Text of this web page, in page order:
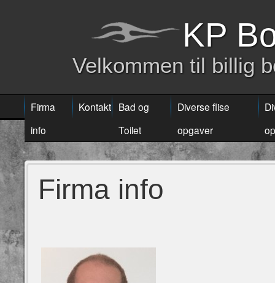
KP
Velkommen til billig
Firma
info
Kontakt Bad og
Toilet
Diverse flise
opgaver
Firma info